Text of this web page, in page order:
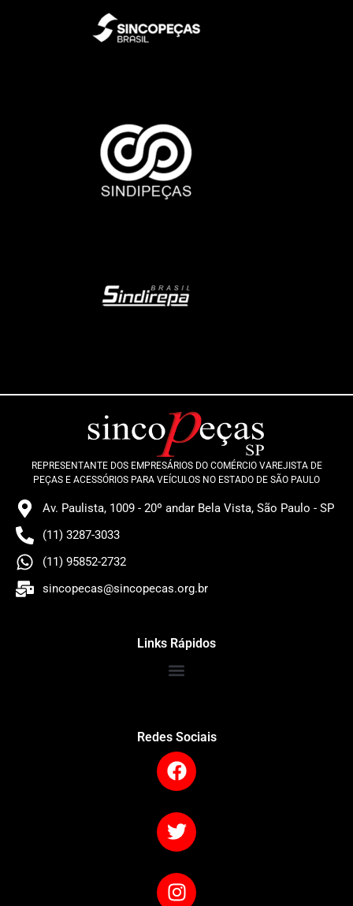
REPRESENTANTE DOS EMPRESÁRIOS DO COMÉRCIO VAREJISTA DE
PEÇAS E ACESSÓRIOS PARA VEÍCULOS NO ESTADO DE SÃO PAULO
Av. Paulista, 1009 - 20º andar Bela Vista, São Paulo - SP
(11) 3287-3033
(11) 95852-2732
sincopecas@sincopecas.org.br
Links Rápidos
Redes Sociais